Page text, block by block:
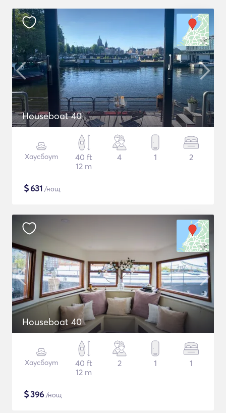
Houseboat 40
Хаусбоут
40 ft
12 m
4 1 2
$631 /нощ
Houseboat 40
Хаусбоут
40 ft
12 m
2 1 1
$396 /нощ